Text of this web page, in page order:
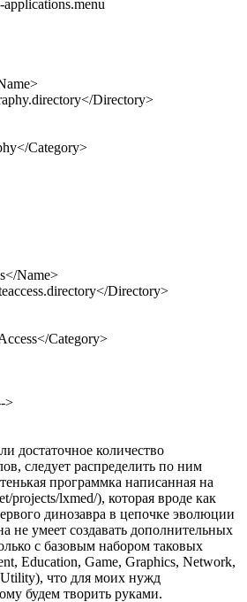
Directory>
Category>
Name>
Directory>
Category>
>
достаточное количество
следует распределить по ним
программка написанная на
projects/lxmed/), которая вроде как
динозавра в цепочке эволюции
не умеет создавать дополнительных
с базовым набором таковых
Education, Game, Graphics, Network,
что для моих нужд
будем творить руками.